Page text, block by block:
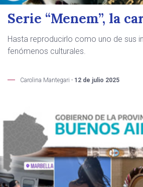
Serie “Menem”, la
Hasta reproducirlo como uno de sus
fenómenos culturales.
Carolina Mantegari - 12 de julio 2025